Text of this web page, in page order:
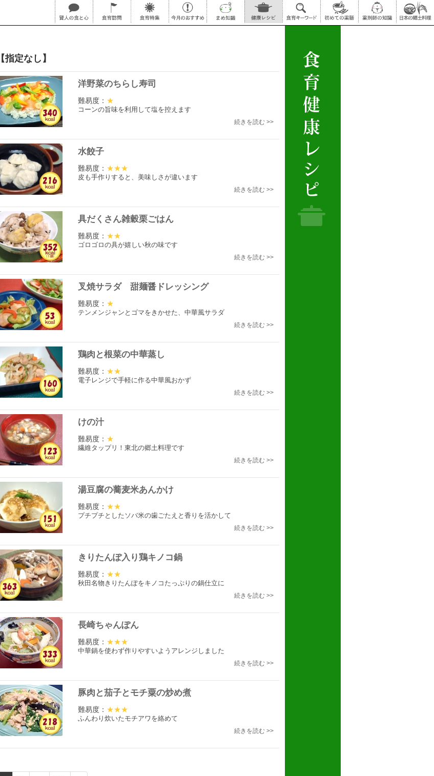
【指定なし】
洋野菜のちらし寿司
難易度： ★
コーンの旨味を利用して塩を控えます
続きを読む >>
水餃子
難易度： ★★★
皮も手作りすると、美味しさが違います
続きを読む >>
具だくさん雑穀栗ごはん
難易度： ★★
ゴロゴロの具が嬉しい秋の味です
続きを読む >>
叉焼サラダ 甜麺醤ドレッシング
難易度： ★
テンメンジャンとゴマをきかせた、中華風サラダ
続きを読む >>
鶏肉と根菜の中華蒸し
難易度： ★★
電子レンジで手軽に作る中華風おかず
続きを読む >>
けの汁
難易度： ★
繊維タップリ！東北の郷土料理です
続きを読む >>
湯豆腐の蕎麦米あんかけ
難易度： ★★
プチプチとしたソバ米の歯ごたえと香りを活かして
続きを読む >>
きりたんぽ入り鶏キノコ鍋
難易度： ★★
秋田名物きりたんぽをキノコたっぷりの鍋仕立に
続きを読む >>
長崎ちゃんぽん
難易度： ★★★
中華鍋を使わず作りやすいようアレンジしました
続きを読む >>
豚肉と茄子とモチ粟の炒め煮
難易度： ★★★
ふんわり炊いたモチアワを絡めて
続きを読む >>